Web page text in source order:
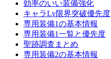
効率のいい装備強化
キャラLv限界突破優先度
専用装備1の基本情報
専用装備1一覧と優先度
聖跡調査まとめ
専用装備2の基本情報